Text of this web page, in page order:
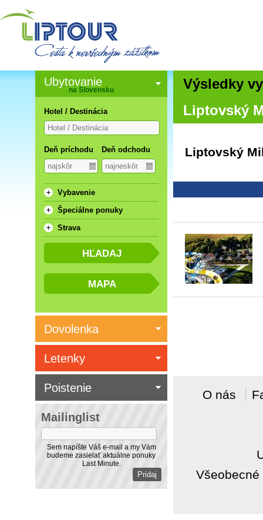
Výsledky
Liptovský
Liptovský
O nás
Ubytovanie
na Slovensku
Hotel / Destinácia
Deň príchodu Deň odchodu
Vybavenie
Špeciálne ponuky
Strava
Dovolenka
Mailinglist
Sem napíšte Váš e-mail a my Vám
budeme zasielať aktuálne ponuky
Last Minute.
Letenky
Poistenie